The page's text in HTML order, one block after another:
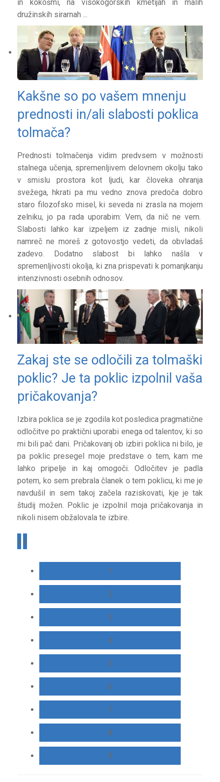
in kokošmi, na visokogorskih kmetijah in malih
družinskih sirarnah ...
Kakšne so po vašem mnenju
prednosti in/ali slabosti poklica
tolmača?
Prednosti tolmačenja vidim predvsem v možnosti
stalnega učenja, spremenljivem delovnem okolju tako
v smislu prostora kot ljudi, kar človeka ohranja
svežega, hkrati pa mu vedno znova predoča dobro
staro filozofsko misel, ki seveda ni zrasla na mojem
zelniku, jo pa rada uporabim: Vem, da nič ne vem.
Slabosti lahko kar izpeljem iz zadnje misli, nikoli
namreč ne moreš z gotovostjo vedeti, da obvladaš
zadevo. Dodatno slabost bi lahko našla v
spremenljivosti okolja, ki zna prispevati k pomanjkanju
intenzivnosti osebnih odnosov.
Zakaj ste se odločili za tolmaški
poklic? Je ta poklic izpolnil vaša
pričakovanja?
Izbira poklica se je zgodila kot posledica pragmatične
odločitve po praktični uporabi enega od talentov, ki so
mi bili pač dani. Pričakovanj ob izbiri poklica ni bilo, je
pa poklic presegel moje predstave o tem, kam me
lahko pripelje in kaj omogoči. Odločitev je padla
potem, ko sem prebrala članek o tem poklicu, ki me je
navdušil in sem takoj začela raziskovati, kje je tak
študij možen. Poklic je izpolnil moja pričakovanja in
nikoli nisem obžalovala te izbire.
›‹
1
2
3
4
5
6
7
8
9